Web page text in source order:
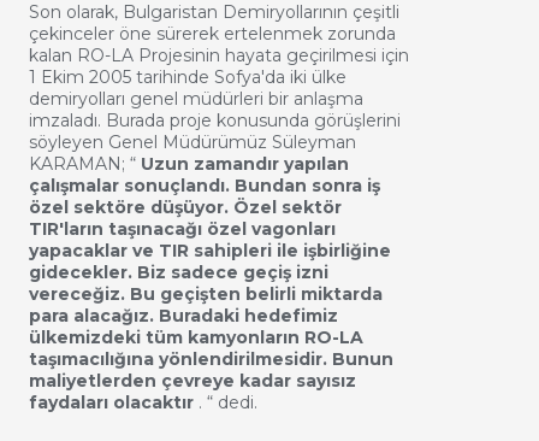
Son olarak, Bulgaristan Demiryollarının çeşitli
çekinceler öne sürerek ertelenmek zorunda
kalan RO-LA Projesinin hayata geçirilmesi için
1 Ekim 2005 tarihinde Sofya'da iki ülke
demiryolları genel müdürleri bir anlaşma
imzaladı. Burada proje konusunda görüşlerini
söyleyen Genel Müdürümüz Süleyman
KARAMAN; “ Uzun zamandır yapılan
çalışmalar sonuçlandı. Bundan sonra iş
özel sektöre düşüyor. Özel sektör
TIR'ların taşınacağı özel vagonları
yapacaklar ve TIR sahipleri ile işbirliğine
gidecekler. Biz sadece geçiş izni
vereceğiz. Bu geçişten belirli miktarda
para alacağız. Buradaki hedefimiz
ülkemizdeki tüm kamyonların RO-LA
taşımacılığına yönlendirilmesidir. Bunun
maliyetlerden çevreye kadar sayısız
faydaları olacaktır . “ dedi.